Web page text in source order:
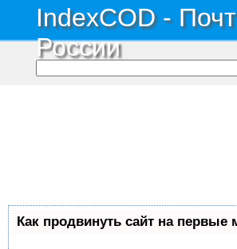
IndexCOD -
России
Как продвинуть сайт на первые